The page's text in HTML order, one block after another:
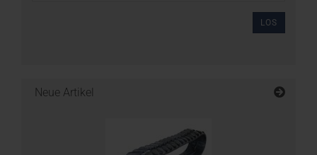
LOS
Neue Artikel